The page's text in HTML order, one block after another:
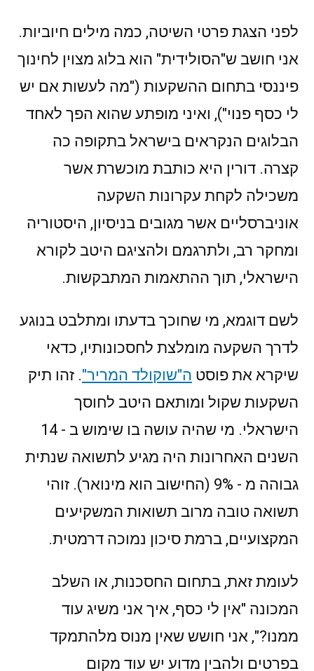
לפני הצגת פרטי השיטה, כמה מילים חיוביות.
אני חושב ש"הסולידית" הוא בלוג מצוין לחינוך
פיננסי בתחום ההשקעות ("מה לעשות אם יש
לי כסף פנוי"), ואיני מופתע שהוא הפך לאחד
הבלוגים הנקראים בישראל בתקופה כה
קצרה. דורין היא כותבת מוכשרת אשר
משכילה לקחת עקרונות השקעה
אוניברסליים אשר מגובים בניסיון, היסטוריה
ומחקר רב, ולתרגמם ולהציגם היטב לקורא
הישראלי, תוך ההתאמות המתבקשות.
לשם דוגמא, מי שחוכך בדעתו ומתלבט בנוגע
לדרך השקעה מומלצת לחסכונותיו, כדאי
שיקרא את פוסט ה"שוקולד המריר". זהו תיק
השקעות שקול ומותאם היטב לחוסך
הישראלי. מי שהיה עושה בו שימוש ב - 14
השנים האחרונות היה מגיע לתשואה שנתית
גבוהה מ - 9% (החישוב הוא מינואר). זוהי
תשואה טובה מרוב תשואות המשקיעים
המקצועיים, ברמת סיכון נמוכה דרמטית.
לעומת זאת, בתחום החסכנות, או השלב
המכונה "אין לי כסף, איך אני משיג עוד
ממנו?", אני חושש שאין מנוס מלהתמקד
בפרטים ולהבין מדוע יש עוד מקום